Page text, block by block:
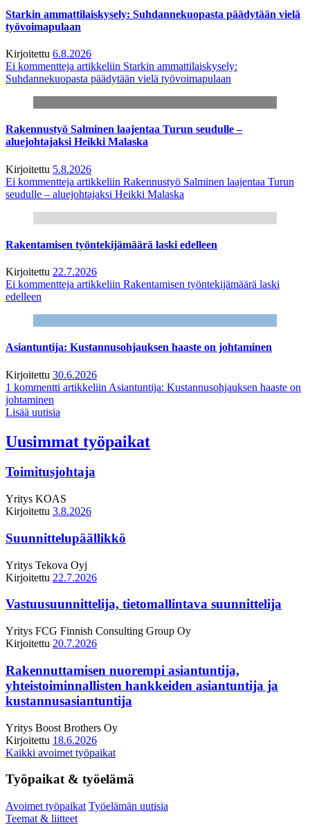
Starkin ammattilaiskysely: Suhdannekuopasta päädytään vielä
työvoimapulaan
Kirjoitettu 6.8.2026
Ei kommentteja artikkeliin Starkin ammattilaiskysely:
Suhdannekuopasta päädytään vielä työvoimapulaan
Rakennustyö Salminen laajentaa Turun seudulle –
aluejohtajaksi Heikki Malaska
Kirjoitettu 5.8.2026
Ei kommentteja artikkeliin Rakennustyö Salminen laajentaa Turun
seudulle – aluejohtajaksi Heikki Malaska
Rakentamisen työntekijämäärä laski edelleen
Kirjoitettu 22.7.2026
Ei kommentteja artikkeliin Rakentamisen työntekijämäärä laski
edelleen
Asiantuntija: Kustannusohjauksen haaste on johtaminen
Kirjoitettu 30.6.2026
1 kommentti artikkeliin Asiantuntija: Kustannusohjauksen haaste on
johtaminen
Lisää uutisia
Uusimmat työpaikat
Toimitusjohtaja
Yritys KOAS
Kirjoitettu 3.8.2026
Suunnittelupäällikkö
Yritys Tekova Oyj
Kirjoitettu 22.7.2026
Vastuusuunnittelija, tietomallintava suunnittelija
Yritys FCG Finnish Consulting Group Oy
Kirjoitettu 20.7.2026
Rakennuttamisen nuorempi asiantuntija,
yhteistoiminnallisten hankkeiden asiantuntija ja
kustannusasiantuntija
Yritys Boost Brothers Oy
Kirjoitettu 18.6.2026
Kaikki avoimet työpaikat
Työpaikat & työelämä
Avoimet työpaikat Työelämän uutisia
Teemat & liitteet